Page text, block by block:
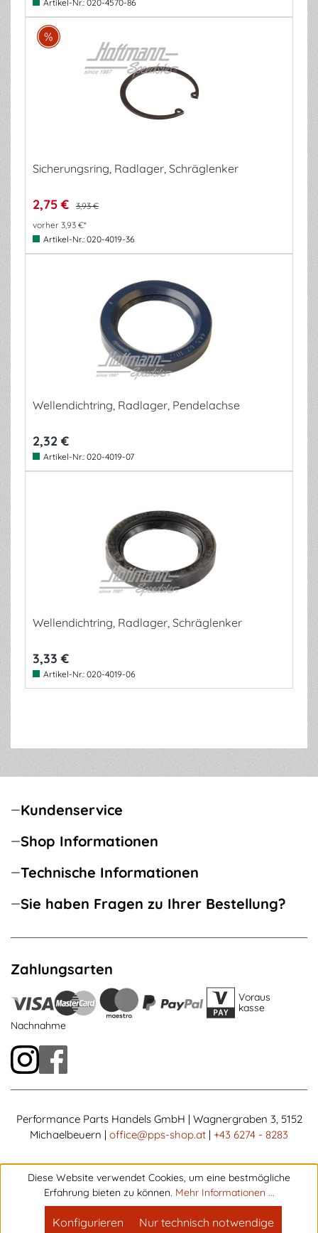
Artikel-Nr.: 020-4570-86
Sicherungsring, Radlager, Schräglenker
2,75 €
3,93 €
vorher 3,93 €*
Artikel-Nr.: 020-4019-36
Wellendichtring, Radlager, Pendelachse
2,32 €
Artikel-Nr.: 020-4019-07
Wellendichtring, Radlager, Schräglenker
3,33 €
Artikel-Nr.: 020-4019-06
Kundenservice
Shop Informationen
Technische Informationen
Sie haben Fragen zu Ihrer Bestellung?
Zahlungsarten
Voraus
kasse
Nachnahme
Performance Parts Handels GmbH | Wagnergraben 3, 5152
Michaelbeuern | office@pps-shop.at | +43 6274 - 8283
Diese Website verwendet Cookies, um eine bestmögliche
Erfahrung bieten zu können. Mehr Informationen ...
Nur technisch notwendige
Konfigurieren